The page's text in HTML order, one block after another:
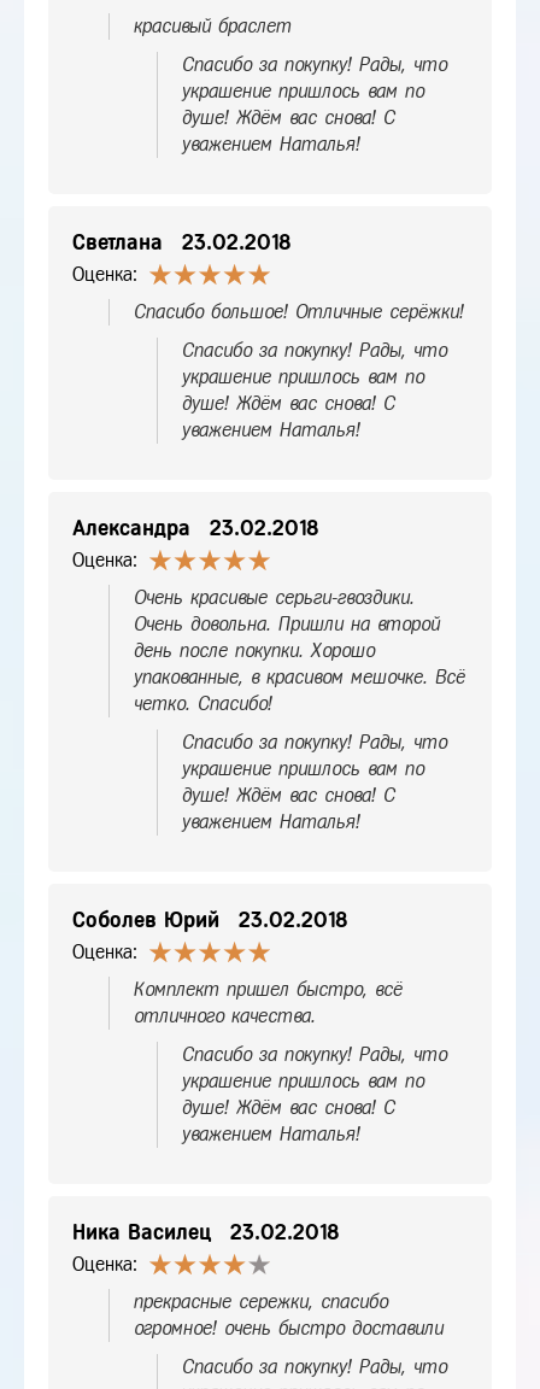
красивый браслет
Спасибо за покупку! Рады, что
украшение пришлось вам по
душе! Ждём вас снова! С
уважением Наталья!
Светлана 23.02.2018
Оценка:
Спасибо большое! Отличные серёжки!
Спасибо за покупку! Рады, что
украшение пришлось вам по
душе! Ждём вас снова! С
уважением Наталья!
Александра 23.02.2018
Оценка:
Очень красивые серьги-гвоздики.
Очень довольна. Пришли на второй
день после покупки. Хорошо
упакованные, в красивом мешочке. Всё
четко. Спасибо!
Спасибо за покупку! Рады, что
украшение пришлось вам по
душе! Ждём вас снова! С
уважением Наталья!
Соболев Юрий 23.02.2018
Оценка:
Комплект пришел быстро, всё
отличного качества.
Спасибо за покупку! Рады, что
украшение пришлось вам по
душе! Ждём вас снова! С
уважением Наталья!
Ника Василец 23.02.2018
Оценка:
прекрасные сережки, спасибо
огромное! очень быстро доставили
Спасибо за покупку! Рады, что